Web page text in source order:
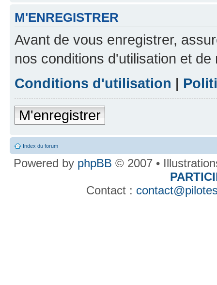
M'ENREGISTRER
Avant de vous enregistrer,
nos conditions d'utilisation et
Conditions d'utilisation |
M'enregistrer
Index du forum
Powered by phpBB © 2007 •
Contact :